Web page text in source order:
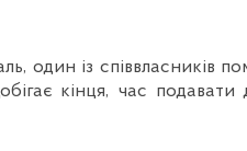
один із співвласників
кінця, час